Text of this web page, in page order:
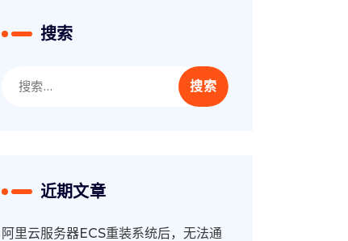
搜索
索：
近期文章
阿里云服务器ECS重装系统后，无法通